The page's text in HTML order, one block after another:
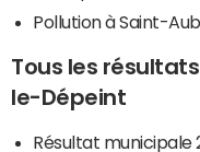
Pollution à Saint-
Tous les
le-Dépeint
Résultat